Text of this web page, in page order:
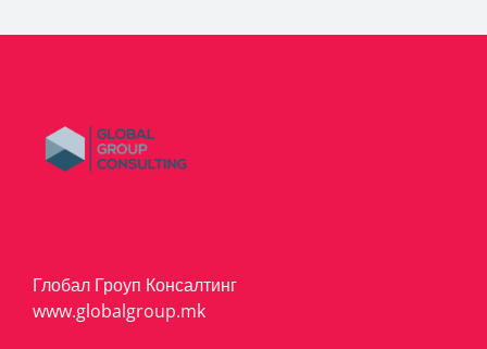
Глобал Гроуп Консалтинг
www.globalgroup.mk